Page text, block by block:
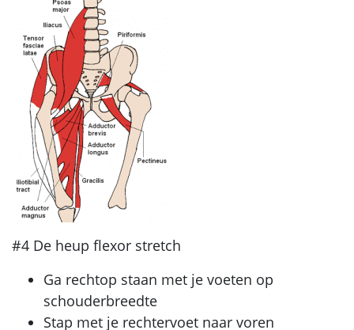
#4 De heup flexor stretch
Ga rechtop staan met je voeten op
schouderbreedte
Stap met je rechtervoet naar voren